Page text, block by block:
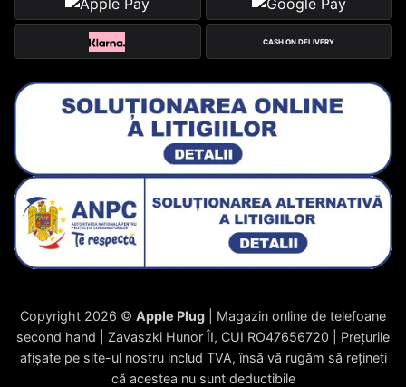
CASH ON DELIVERY
Copyright 2026 © Apple Plug | Magazin online de telefoane
second hand | Zavaszki Hunor ÎI, CUI RO47656720 | Prețurile
afișate pe site-ul nostru includ TVA, însă vă rugăm să rețineți
că acestea nu sunt deductibile